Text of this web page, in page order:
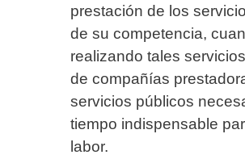
prestación de los
de su competencia,
realizando tales
de compañías
servicios públicos
tiempo indispensable
labor.